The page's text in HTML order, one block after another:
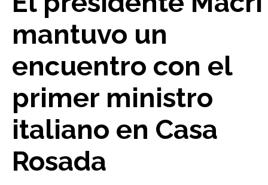
mantuvo un
encuentro con el
primer ministro
italiano en Casa
Rosada